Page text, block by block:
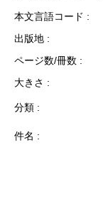
本文言語コード
出版地
ページ数/冊数
大きさ
分類
件名